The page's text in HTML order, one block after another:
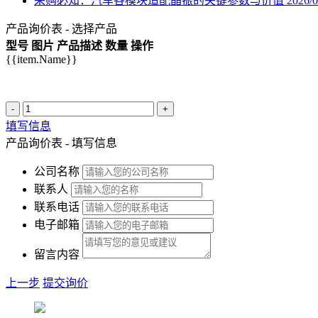
产品询价表 - 选择产品
型号 图片 产品描述 数量 操作
{{item.Name}}
- +
填写信息
产品询价表 - 填写信息
公司名称
联系人
联系电话
电子邮箱
留言内容
上一步 提交询价